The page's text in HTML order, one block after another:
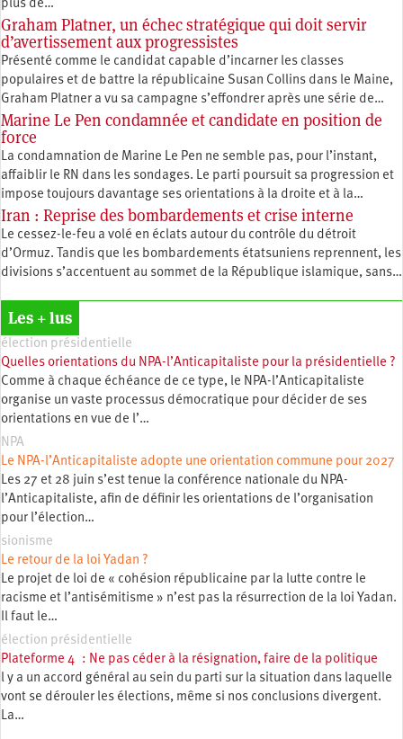
plus de…
Graham Platner, un échec stratégique qui doit servir
d’avertissement aux progressistes
Présenté comme le candidat capable d’incarner les classes
populaires et de battre la républicaine Susan Collins dans le Maine,
Graham Platner a vu sa campagne s’effondrer après une série de…
Marine Le Pen condamnée et candidate en position de
force
La condamnation de Marine Le Pen ne semble pas, pour l’instant,
affaiblir le RN dans les sondages. Le parti poursuit sa progression et
impose toujours davantage ses orientations à la droite et à la…
Iran : Reprise des bombardements et crise interne
Le cessez-le-feu a volé en éclats autour du contrôle du détroit
d’Ormuz. Tandis que les bombardements étatsuniens reprennent, les
divisions s’accentuent au sommet de la République islamique, sans…
Les + lus
élection présidentielle
Quelles orientations du NPA-l’Anticapitaliste pour la présidentielle ?
Comme à chaque échéance de ce type, le NPA-l’Anticapitaliste
organise un vaste processus démocratique pour décider de ses
orientations en vue de l’…
NPA
Le NPA-l’Anticapitaliste adopte une orientation commune pour 2027
Les 27 et 28 juin s’est tenue la conférence nationale du NPA-
l’Anticapitaliste, afin de définir les orientations de l’organisation
pour l’élection…
sionisme
Le retour de la loi Yadan ?
Le projet de loi de « cohésion républicaine par la lutte contre le
racisme et l’antisémitisme » n’est pas la résurrection de la loi Yadan.
Il faut le…
élection présidentielle
Plateforme 4 : Ne pas céder à la résignation, faire de la politique
l y a un accord général au sein du parti sur la situation dans laquelle
vont se dérouler les élections, même si nos conclusions divergent.
La…